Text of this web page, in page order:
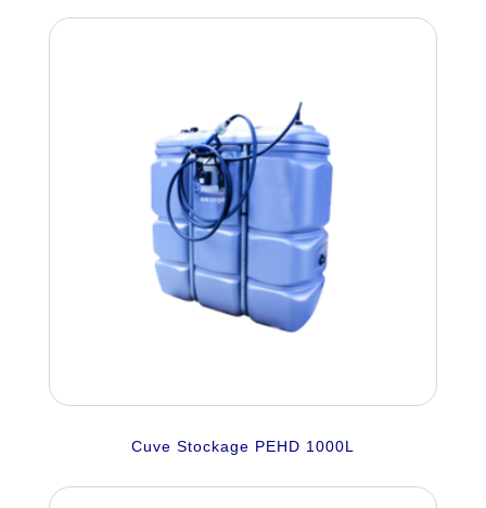
Cuve Stockage PEHD 1000L